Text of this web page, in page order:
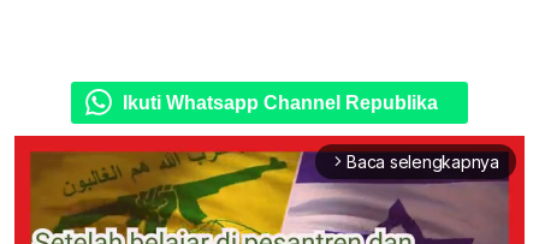
Ikuti Whatsapp Channel Republika
arrow_forward_ios Baca selengkapnya